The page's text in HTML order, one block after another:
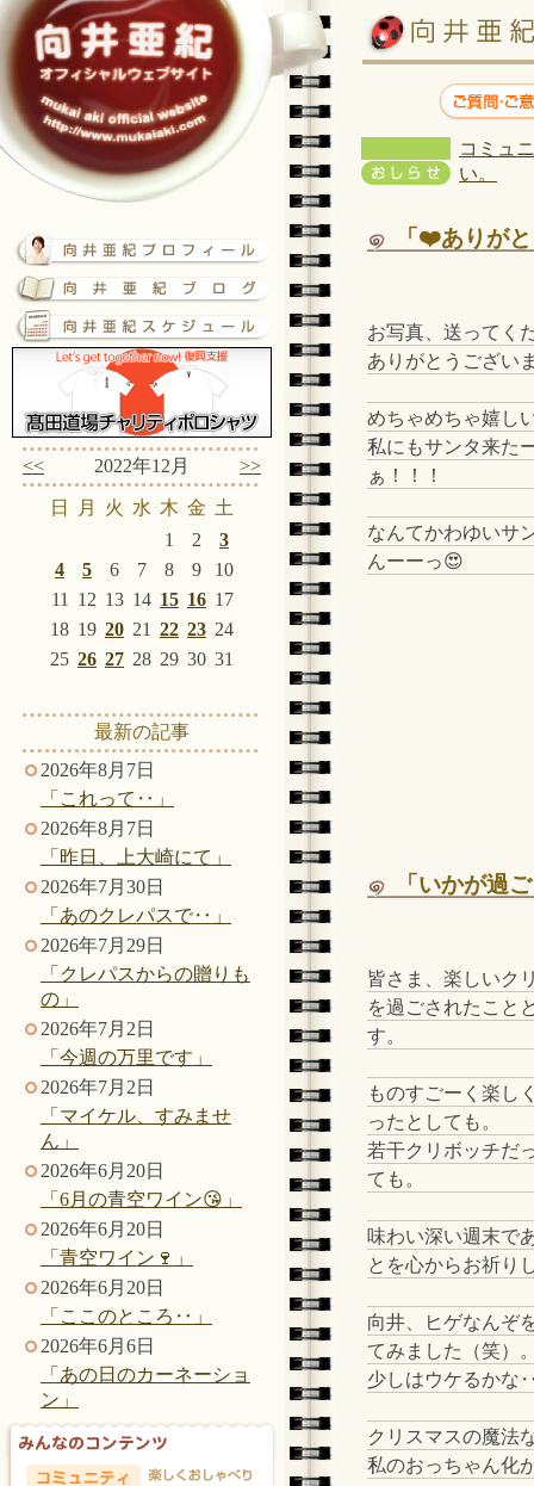
<< 2022年12月 >>
日 月 火 水 木 金 土
1
2
3
4
5 6 7 8 9
10
11
12 13 14 15 16 17
18 19 20 21 22 23 24
25 26 27 28 29 30 31
最新の記事
2026年8月7日
「これって‥」
2026年8月7日
「昨日、上大崎にて」
2026年7月30日
「あのクレパスで‥」
2026年7月29日
「クレパスからの贈りも
の」
2026年7月2日
「今週の万里です」
2026年7月2日
「マイケル、すみませ
ん」
2026年6月20日
「6月の青空ワイン😘」
2026年6月20日
「青空ワイン🍷」
2026年6月20日
「ここのところ‥」
2026年6月6日
「あの日のカーネーショ
ン」
コミュ
い。
「❤️ありが
お写真、送ってく
ありがとうござい
めちゃめちゃ嬉し
私にもサンタ来た
ぁ！！！
なんてかわゆいサ
んーーっ😍
「いかが過
皆さま、楽しいク
を過ごされたこと
す。
ものすごーく楽し
ったとしても。
若干クリボッチだ
ても。
味わい深い週末で
とを心からお祈り
向井、ヒゲなんぞ
てみました（笑）
少しはウケるかな
クリスマスの魔法
私のおっちゃん化